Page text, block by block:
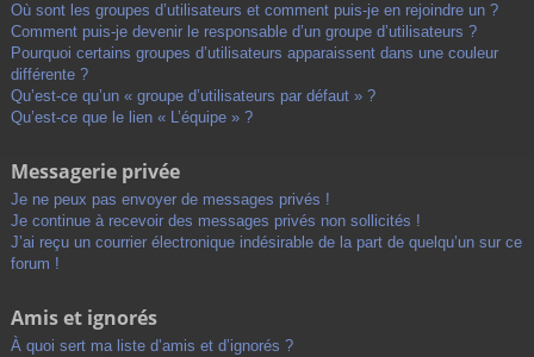
Où sont les groupes d’utilisateurs et comment puis-je en rejoindre un ?
Comment puis-je devenir le responsable d’un groupe d’utilisateurs ?
Pourquoi certains groupes d’utilisateurs apparaissent dans une couleur
différente ?
Qu’est-ce qu’un « groupe d’utilisateurs par défaut » ?
Qu’est-ce que le lien « L’équipe » ?
Messagerie privée
Je ne peux pas envoyer de messages privés !
Je continue à recevoir des messages privés non sollicités !
J’ai reçu un courrier électronique indésirable de la part de quelqu’un sur ce
forum !
Amis et ignorés
À quoi sert ma liste d’amis et d’ignorés ?